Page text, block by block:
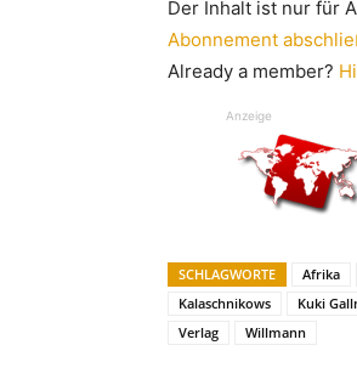
Der Inhalt ist nur für
Abonnement
Already a member?
Anzeige
SCHLAGWORTE Afrika
Kalaschnikows
Kuki
Verlag
Willmann